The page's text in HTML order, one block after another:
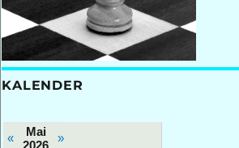
KALENDER
«
Mai
2026
»